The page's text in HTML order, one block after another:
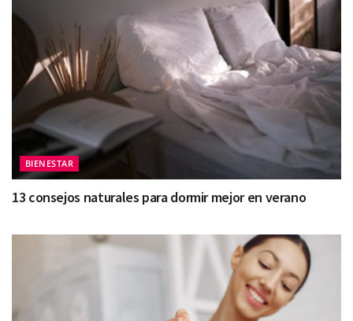
BIENESTAR
13 consejos naturales para dormir mejor en verano